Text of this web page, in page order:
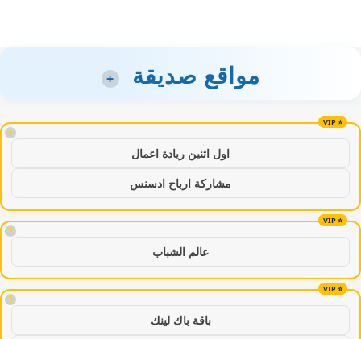
مواقع صديقة +
!
اول اثنين ريادة اعمال
مشاركة ارباح ادسنس
!
عالم الشباب
!
باقة باك لينك